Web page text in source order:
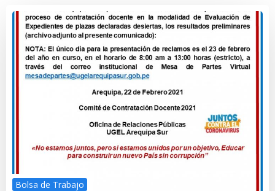
Bolsa de Trabajo